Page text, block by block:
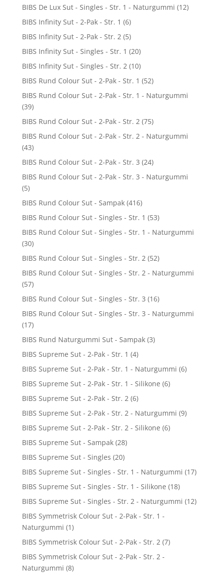
BIBS De Lux Sut - Singles - Str. 1 - Naturgummi (12)
BIBS Infinity Sut - 2-Pak - Str. 1 (6)
BIBS Infinity Sut - 2-Pak - Str. 2 (5)
BIBS Infinity Sut - Singles - Str. 1 (20)
BIBS Infinity Sut - Singles - Str. 2 (10)
BIBS Rund Colour Sut - 2-Pak - Str. 1 (52)
BIBS Rund Colour Sut - 2-Pak - Str. 1 - Naturgummi
(39)
BIBS Rund Colour Sut - 2-Pak - Str. 2 (75)
BIBS Rund Colour Sut - 2-Pak - Str. 2 - Naturgummi
(43)
BIBS Rund Colour Sut - 2-Pak - Str. 3 (24)
BIBS Rund Colour Sut - 2-Pak - Str. 3 - Naturgummi
(5)
BIBS Rund Colour Sut - Sampak (416)
BIBS Rund Colour Sut - Singles - Str. 1 (53)
BIBS Rund Colour Sut - Singles - Str. 1 - Naturgummi
(30)
BIBS Rund Colour Sut - Singles - Str. 2 (52)
BIBS Rund Colour Sut - Singles - Str. 2 - Naturgummi
(57)
BIBS Rund Colour Sut - Singles - Str. 3 (16)
BIBS Rund Colour Sut - Singles - Str. 3 - Naturgummi
(17)
BIBS Rund Naturgummi Sut - Sampak (3)
BIBS Supreme Sut - 2-Pak - Str. 1 (4)
BIBS Supreme Sut - 2-Pak - Str. 1 - Naturgummi (6)
BIBS Supreme Sut - 2-Pak - Str. 1 - Silikone (6)
BIBS Supreme Sut - 2-Pak - Str. 2 (6)
BIBS Supreme Sut - 2-Pak - Str. 2 - Naturgummi (9)
BIBS Supreme Sut - 2-Pak - Str. 2 - Silikone (6)
BIBS Supreme Sut - Sampak (28)
BIBS Supreme Sut - Singles (20)
BIBS Supreme Sut - Singles - Str. 1 - Naturgummi (17)
BIBS Supreme Sut - Singles - Str. 1 - Silikone (18)
BIBS Supreme Sut - Singles - Str. 2 - Naturgummi (12)
BIBS Symmetrisk Colour Sut - 2-Pak - Str. 1 -
Naturgummi (1)
BIBS Symmetrisk Colour Sut - 2-Pak - Str. 2 (7)
BIBS Symmetrisk Colour Sut - 2-Pak - Str. 2 -
Naturgummi (8)